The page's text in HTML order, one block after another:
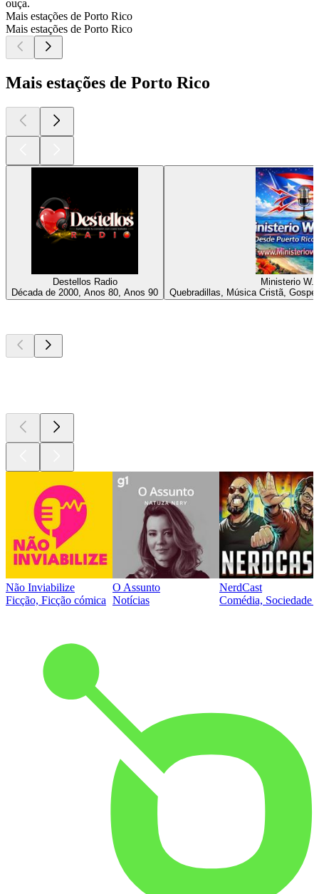
ouça.
Mais estações de Porto Rico
Mais estações de Porto Rico
Mais estações de Porto Rico
Destellos Radio
Década de 2000, Anos 80, Anos 90
Ministerio
Quebradillas, Música Cristã,
Não Inviabilize
Ficção, Ficção cómica
O Assunto
Notícias
NerdCast
Comédia, Sociedade